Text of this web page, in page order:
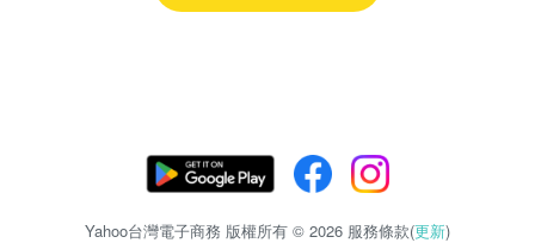
Yahoo台灣電子商務 版權所有 © 2026 服務條款(更新)